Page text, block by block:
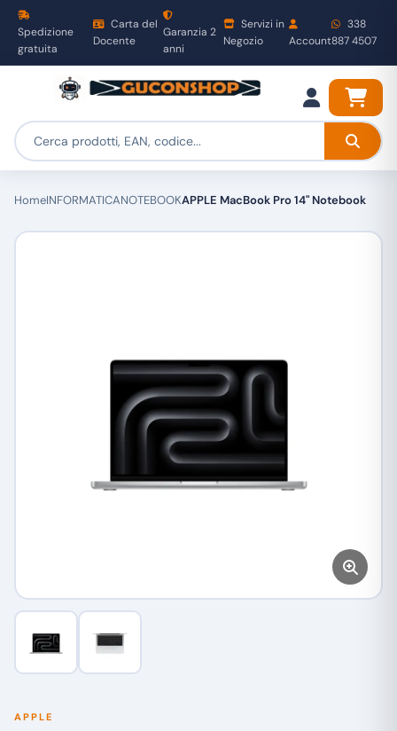
Spedizione
gratuita
Carta del
Docente
Garanzia 2
anni
Servizi in
Negozio
Account
338
887 4507
HomeINFORMATICANOTEBOOKAPPLE MacBook Pro 14" Notebook
APPLE